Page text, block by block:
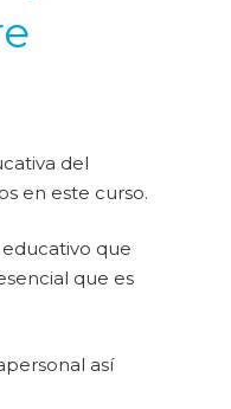
del
en este curso.
que
que es
así